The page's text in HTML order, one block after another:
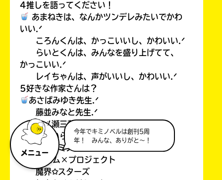
メニュー
今年でキミノベルは創刊5周
年！ みんな、ありがと～！
4推しを語ってください！
あまねきは、なんかツンデレみたいでかわ
いい.ᐟ
ころんくんは、かっこいいし、かわいい.ᐟ
らいとくんは、みんなを盛り上げてて、
かっこいい.ᐟ
レイちゃんは、声がいいし、かわいい.ᐟ
5好きな作家さんは？
あさばみゆき先生.ᐟ
藤並みなと先生.ᐟ
一ノ瀬三葉先生.ᐟ
＊あいら＊先生.ᐟ
6ポプラキミノベルで好きな本！
プリズム×プロジェクト
魔界✩スターズ